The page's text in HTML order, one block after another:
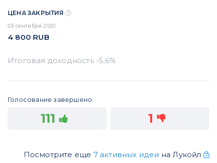
ЦЕНА ЗАКРЫТИЯ
03 сентября 2020
4 800 RUB
Голосование завершено.
111 1
Посмотрите еще 7 активных идеи на Лукойл